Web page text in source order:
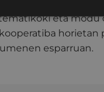
eta modu
horietan
esparruan.